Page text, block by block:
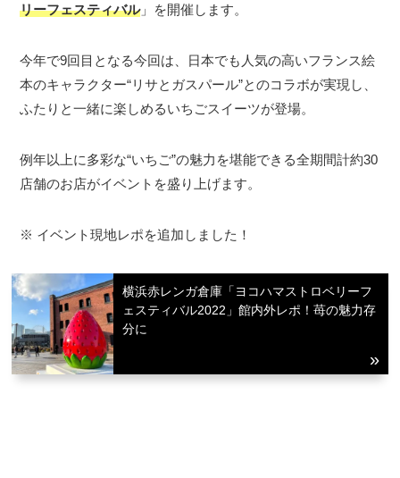
リーフェスティバル」を開催します。
今年で9回目となる今回は、日本でも人気の高いフランス絵
本のキャラクター“リサとガスパール”とのコラボが実現し、
ふたりと一緒に楽しめるいちごスイーツが登場。
例年以上に多彩な“いちご”の魅力を堪能できる全期間計約30
店舗のお店がイベントを盛り上げます。
※ イベント現地レポを追加しました！
横浜赤レンガ倉庫「ヨコハマストロベリーフ
ェスティバル2022」館内外レポ！苺の魅力存
分に